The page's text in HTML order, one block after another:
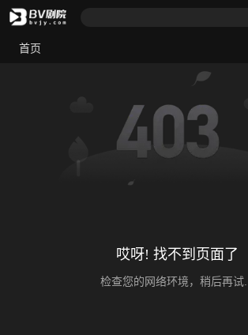
首页
哎呀! 找不到页面了
检查您的网络环境，稍后再试...